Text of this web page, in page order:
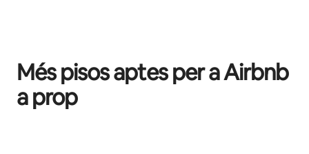
Més pisos aptes per a Airbnb
a prop